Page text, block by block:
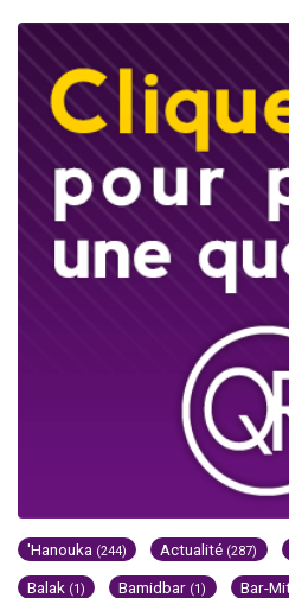
'Hanouka (244) Actualité (287)
Balak (1) Bamidbar (1) Bar-